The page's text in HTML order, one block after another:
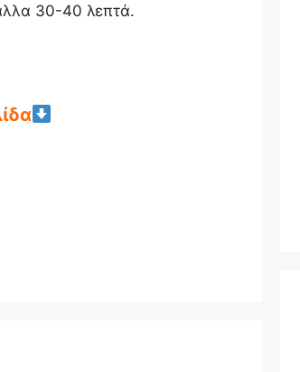
30-40 λεπτά.